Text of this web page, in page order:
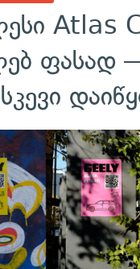
Atlas
ფასად